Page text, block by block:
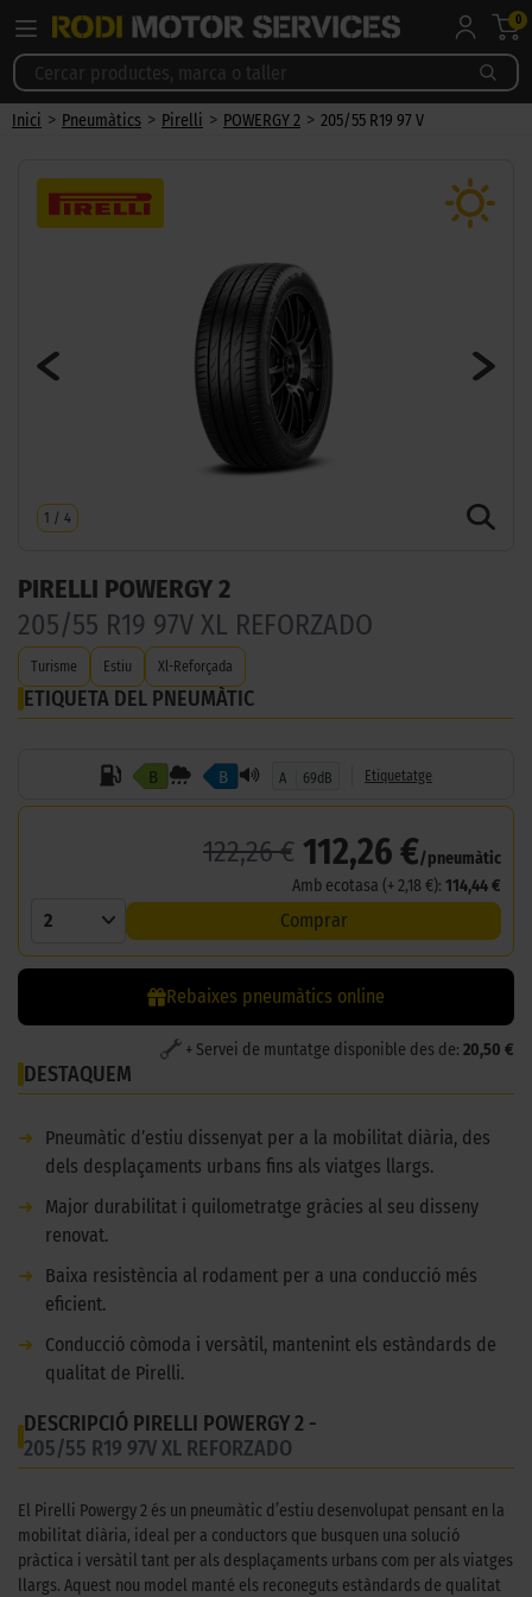
0
Inici > Pneumàtics > Pirelli > POWERGY 2 > 205/55 R19 97 V
1 / 4
PIRELLI POWERGY 2
205/55 R19 97V XL REFORZADO
Turisme Estiu Xl-Reforçada
ETIQUETA DEL PNEUMÀTIC
B B A 69dB Etiquetatge
122,26 € 112,26 €/pneumàtic
Amb ecotasa (+ 2,18 €): 114,44 €
2 Comprar
Rebaixes pneumàtics online
+ Servei de muntatge disponible des de: 20,50 €
DESTAQUEM
➜
Pneumàtic d’estiu dissenyat per a la mobilitat diària, des
dels desplaçaments urbans fins als viatges llargs.
➜
Major durabilitat i quilometratge gràcies al seu disseny
renovat.
➜
Baixa resistència al rodament per a una conducció més
eficient.
➜
Conducció còmoda i versàtil, mantenint els estàndards de
qualitat de Pirelli.
DESCRIPCIÓ PIRELLI POWERGY 2 -
205/55 R19 97V XL REFORZADO
El Pirelli Powergy 2 és un pneumàtic d’estiu desenvolupat pensant en la
mobilitat diària, ideal per a conductors que busquen una solució
pràctica i versàtil tant per als desplaçaments urbans com per als viatges
llargs. Aquest nou model manté els reconeguts estàndards de qualitat